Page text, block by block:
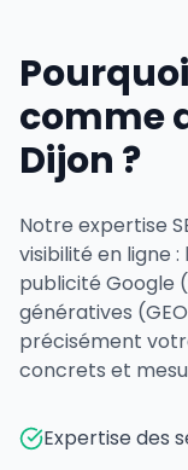
comme
Dijon ?
Notre expertise
visibilité en ligne
publicité Google
génératives
précisément
concrets et
Expertise des